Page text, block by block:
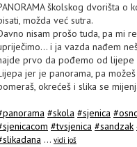
školskog dvorišta o
možda već sutra.
nisam prošo tuda, pa mi
i ja vazda nađem
prvo da pođemo od lijepe
jer je panorama, pa
okrećeš i slika se
#skola #sjenica
#tvsjenica #sandzak
... vidi još